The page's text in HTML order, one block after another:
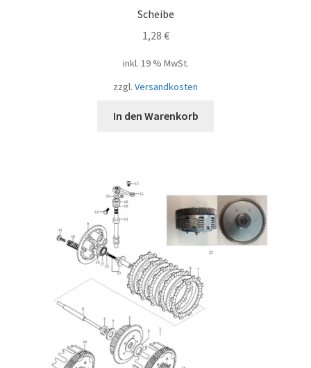
Scheibe
1,28 €
inkl. 19 % MwSt.
zzgl. Versandkosten
In den Warenkorb